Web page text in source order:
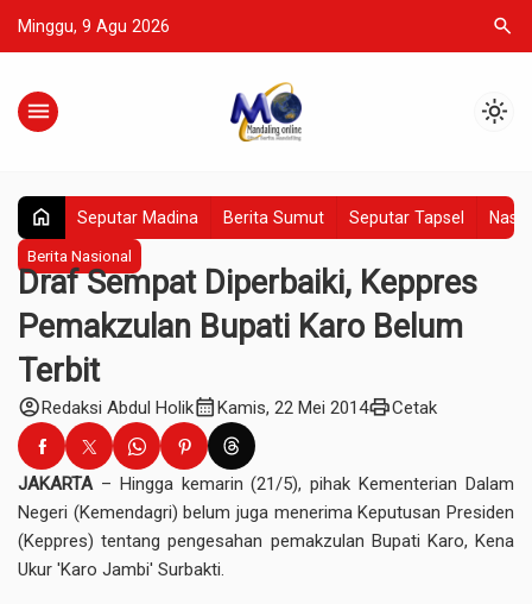
Minggu, 9 Agu 2026 search
menu light_mode
home Seputar Madina Berita Sumut Seputar Tapsel
Berita Nasional
Draf Sempat Diperbaiki, Keppres
Pemakzulan Bupati Karo Belum
Terbit
account_circleRedaksi Abdul Holikcalendar_monthKamis, 22 Mei 2014printCetak
JAKARTA– Hingga kemarin (21/5), pihak Kementerian Dalam
Negeri (Kemendagri) belum juga menerima Keputusan Presiden
(Keppres) tentang pengesahan pemakzulan Bupati Karo, Kena
Ukur 'Karo Jambi' Surbakti.